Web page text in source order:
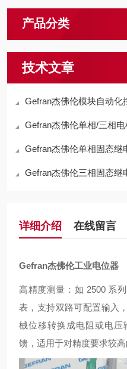
产品分类
技术文章
Gefran杰佛伦模块自动化
Gefran杰佛伦单相/三相
Gefran杰佛伦单相固态继
Gefran杰佛伦三相固态继
详细介绍 在线留言
Gefran杰佛伦工业电位器
高精度测量：如 2500 系
表，支持双路可配置输入
械位移转换成电阻或电压
馈，适用于对精度要求较高